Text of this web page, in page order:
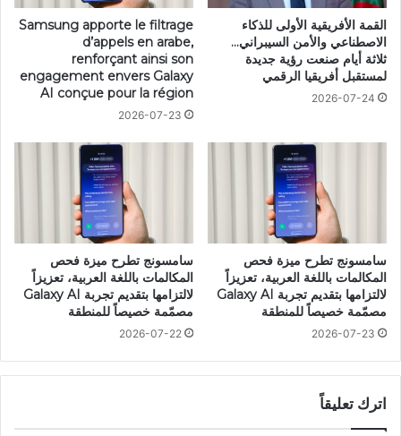
القمة الأفريقية الأولى للذكاء
الاصطناعي والأمن السيبراني…
ثلاثة أيام صنعت رؤية جديدة
لمستقبل أفريقيا الرقمي
2026-07-24
Samsung apporte le filtrage
d’appels en arabe,
renforçant ainsi son
engagement envers Galaxy
AI conçue pour la région
2026-07-23
سامسونج تطرح ميزة فحص
المكالمات باللغة العربية، تعزيزاً
لالتزامها بتقديم تجربة Galaxy AI
مصمّمة خصيصاً للمنطقة
2026-07-23
سامسونج تطرح ميزة فحص
المكالمات باللغة العربية، تعزيزاً
لالتزامها بتقديم تجربة Galaxy AI
مصمّمة خصيصاً للمنطقة
2026-07-22
اترك تعليقاً